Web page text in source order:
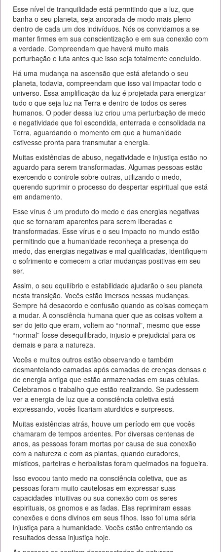
Esse nível de tranquilidade está permitindo que a luz, que
banha o seu planeta, seja ancorada de modo mais pleno
dentro de cada um dos indivíduos. Nós os convidamos a se
manter firmes em sua conscientização e em sua conexão com
a verdade. Compreendam que haverá muito mais
perturbação e luta antes que isso seja totalmente concluído.
Há uma mudança na ascensão que está afetando o seu
planeta, todavia, compreendam que isso vai impactar todo o
universo. Essa amplificação da luz é projetada para energizar
tudo o que seja luz na Terra e dentro de todos os seres
humanos. O poder dessa luz criou uma perturbação de medo
e negatividade que foi escondida, enterrada e consolidada na
Terra, aguardando o momento em que a humanidade
estivesse pronta para transmutar a energia.
Muitas existências de abuso, negatividade e injustiça estão no
aguardo para serem transformadas. Algumas pessoas estão
exercendo o controle sobre outras, utilizando o medo,
querendo suprimir o processo do despertar espiritual que está
em andamento.
Esse vírus é um produto do medo e das energias negativas
que se tornaram aparentes para serem liberadas e
transformadas. Esse vírus e o seu impacto no mundo estão
permitindo que a humanidade reconheça a presença do
medo, das energias negativas e mal qualificadas, identifiquem
o sofrimento e comecem a criar mudanças positivas em seu
ser.
Assim, o seu equilíbrio e estabilidade ajudarão o seu planeta
nesta transição. Vocês estão imersos nessas mudanças.
Sempre há desacordo e confusão quando as coisas começam
a mudar. A consciência humana quer que as coisas voltem a
ser do jeito que eram, voltem ao “normal”, mesmo que esse
“normal” fosse desequilibrado, injusto e prejudicial para os
demais e para a natureza.
Vocês e muitos outros estão observando e também
desmantelando camadas após camadas de crenças densas e
de energia antiga que estão armazenadas em suas células.
Celebramos o trabalho que estão realizando. Se pudessem
ver a energia de luz que a consciência coletiva está
expressando, vocês ficariam aturdidos e surpresos.
Muitas existências atrás, houve um período em que vocês
chamaram de tempos ardentes. Por diversas centenas de
anos, as pessoas foram mortas por causa de sua conexão
com a natureza e com as plantas, quando curadores,
místicos, parteiras e herbalistas foram queimados na fogueira.
Isso evocou tanto medo na consciência coletiva, que as
pessoas foram muito cautelosas em expressar suas
capacidades intuitivas ou sua conexão com os seres
espirituais, os gnomos e as fadas. Elas reprimiram essas
conexões e dons divinos em seus filhos. Isso foi uma séria
injustiça para a humanidade. Vocês estão enfrentando os
resultados dessa injustiça hoje.